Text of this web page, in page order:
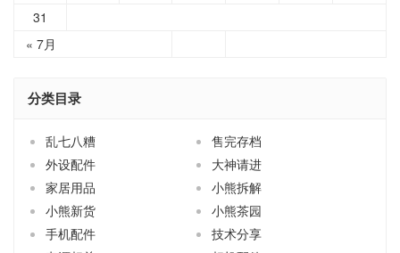
« 7月
31
分类目录
乱七八糟
售完存档
外设配件
大神请进
家居用品
小熊拆解
小熊新货
小熊茶园
手机配件
技术分享